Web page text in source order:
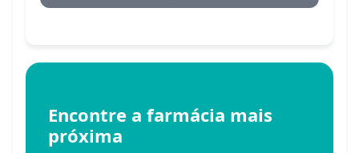
Encontre a farmácia mais
próxima